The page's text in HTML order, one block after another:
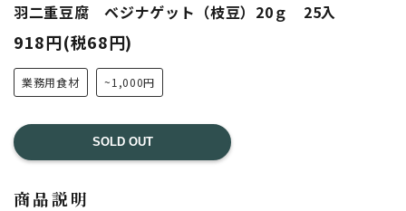
羽二重豆腐 ベジナゲット（枝豆）20ｇ 25入
918円(税68円)
業務用食材 ~1,000円
SOLD OUT
商品説明